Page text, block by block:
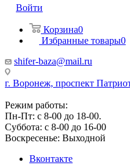
Войти
Корзина0
Избранные товары0
shifer-baza@mail.ru
г. Воронеж, проспект
Режим работы:
Пн-Пт: с 8-00 до 18-00.
Суббота: с 8-00 до 16-00
Воскресенье: Выходной
Вконтакте